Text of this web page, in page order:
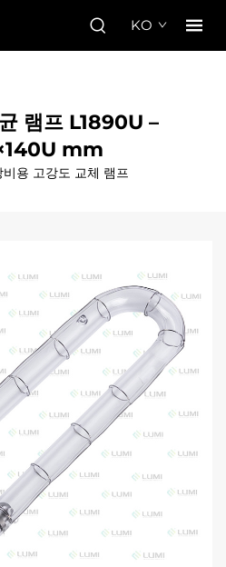
KO
램프 L1890U –
mm
용 고강도 교체 램프